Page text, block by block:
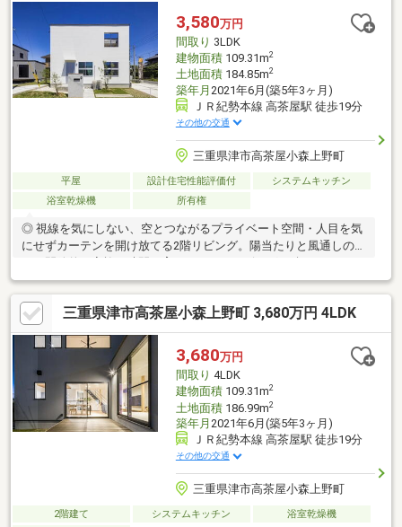
評価いただきました。・注文住宅を手掛けるハウスクラフトだか
らこそ、注文住宅と同じ施工基準で建てるため、 注文品質の建
売を提供できます。
3,580万円
間取り 3LDK
建物面積109.31m2
土地面積184.85m2
築年月 2021年6月(築5年3ヶ月)
ＪＲ紀勢本線 高茶屋駅 徒歩19分
その他の交通
三重県津市高茶屋小森上野町
平屋 設計住宅性能評価付
システムキッチン
浴室乾燥機
所有権
◎ 視線を気にしない、空とつながるプライベート空間・人目を気
にせずカーテンを開け放てる2階リビング。陽当たりと風通しの良
い、開放的な家族の時間を育みます。・リビングと続くインナー
バルコニーは、お子様の安全な遊び場や、夫婦のくつろぎの場
に。◎ すぐに始められる、高品質でゆとりある暮らし・スーパー
徒歩6分。2021年6月完成済。高気密高断熱、設計住宅性能評価書
取得の確かな品質です。・玄関にはシューズインクローク、各所
に大容量の収納を完備。すっきり片付く毎日が実現します。
三重県津市高茶屋小森上野町 3,680万円 4LDK
3,680万円
間取り 4LDK
建物面積109.31m2
土地面積186.99m2
築年月 2021年6月(築5年3ヶ月)
ＪＲ紀勢本線 高茶屋駅 徒歩19分
その他の交通
三重県津市高茶屋小森上野町
2階建て システムキッチン
浴室乾燥機